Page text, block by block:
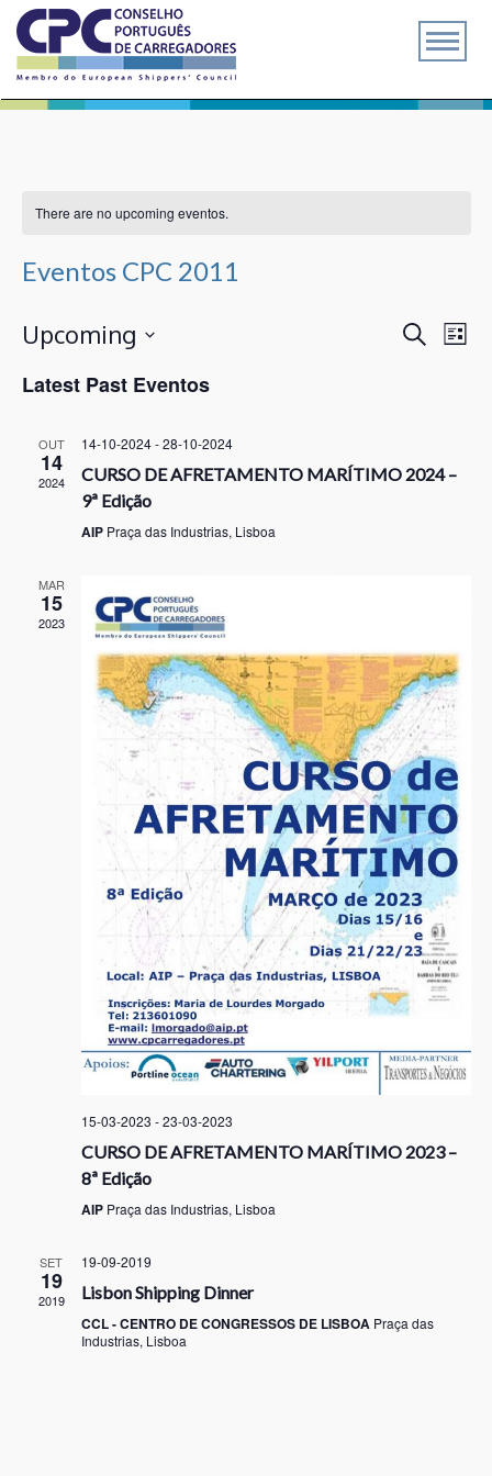
There are no upcoming eventos.
Eventos CPC 2011
Eventos
Search
Pesquisar
List
Upcoming
data
Latest Past Eventos
OUT
14
2024
14-10-2024-28-10-2024
CURSO DE AFRETAMENTO MARÍTIMO 2024 –
9ª Edição
AIP Praça das Industrias, Lisboa
MAR
15
2023
15-03-2023 -23-03-2023
CURSO DE AFRETAMENTO MARÍTIMO 2023 –
8ª Edição
AIP Praça das Industrias, Lisboa
SET
19
2019
19-09-2019
Lisbon Shipping Dinner
CCL - CENTRO DE CONGRESSOS DE LISBOA Praça das
Industrias, Lisboa